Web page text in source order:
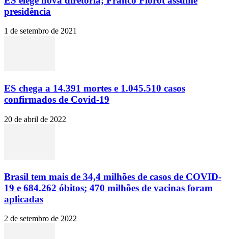
presidência
1 de setembro de 2021
ES chega a 14.391 mortes e 1.045.510 casos
confirmados de Covid-19
20 de abril de 2022
Brasil tem mais de 34,4 milhões de casos de COVID-
19 e 684.262 óbitos; 470 milhões de vacinas foram
aplicadas
2 de setembro de 2022